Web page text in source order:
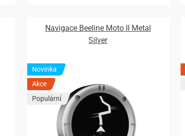
Navigace Beeline Moto II Metal
Silver
Novinka
Akce
Populární